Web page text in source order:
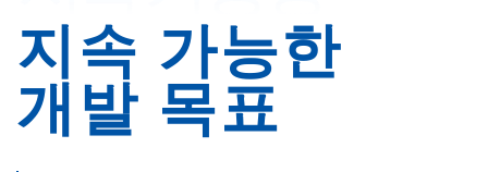
지속 가능한
개발 목표